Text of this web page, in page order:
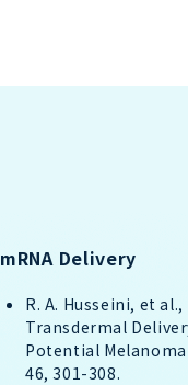
mRNA Delivery
R. A. Husseini, et
Transdermal
Potential
46, 301-308.